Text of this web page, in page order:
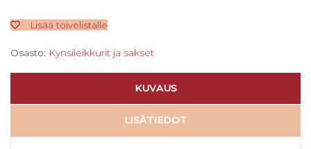
Lisää toivelistalle
Osasto: Kynsileikkurit ja sakset
KUVAUS
LISÄTIEDOT